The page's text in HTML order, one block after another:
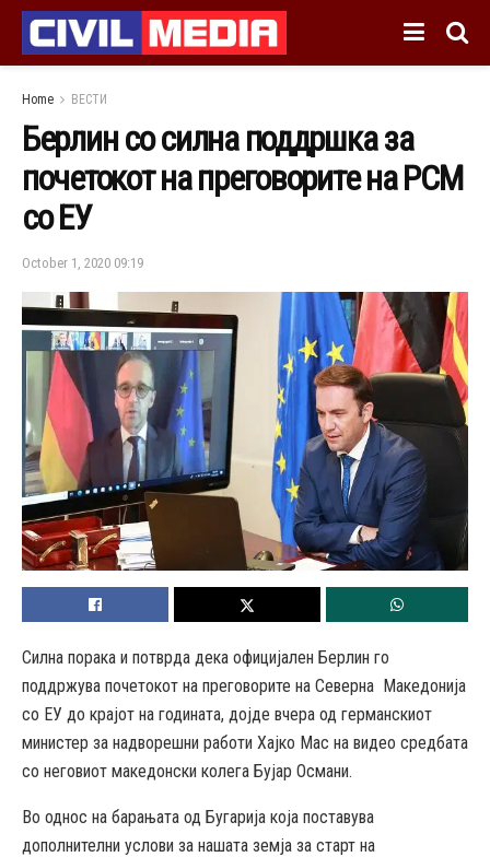
Home ВЕСТИ
Берлин со силна поддршка за
почетокот на преговорите на РСМ
со ЕУ
October 1, 2020 09:19
Силна порака и потврда дека официјален Берлин го
поддржува почетокот на преговорите на Северна Македонија
со ЕУ до крајот на годината, дојде вчера од германскиот
министер за надворешни работи Хајко Мас на видео средбата
со неговиот македонски колега Бујар Османи.
Во однос на барањата од Бугарија која поставува
дополнителни услови за нашата земја за старт на